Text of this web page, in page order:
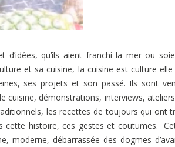
qu’ils aient franchi la mer ou
et sa cuisine, la cuisine est culture elle
ses projets et son passé. Ils sont
cuisine, démonstrations, interviews,
les recettes de toujours qui ont
histoire, ces gestes et coutumes.
moderne, débarrassée des dogmes